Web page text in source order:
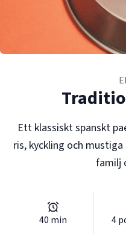
Ett klassiskt spanskt
ris, kyckling och
familj
40 min 4